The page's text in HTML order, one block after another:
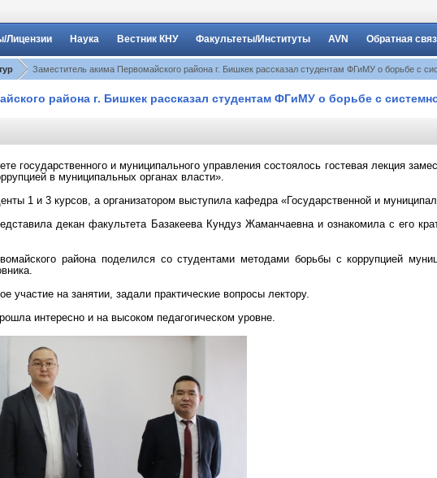
Лицензии Наука Вестник КНУ Факультеты/Институты AVN Обратная
Заместитель акима Первомайского района г. Бишкек рассказал студентам ФГиМУ о борьбе с
района г. Бишкек рассказал студентам ФГиМУ о борьбе с
государственного и муниципального управления состоялось гостевая лекция
в муниципальных органах власти».
1 и 3 курсов, а организатором выступила кафедра «Государственной и
декан факультета Базакеева Кундуз Жаманчаевна и ознакомила с его
района поделился со студентами методами борьбы с коррупцией
участие на занятии, задали практические вопросы лектору.
интересно и на высоком педагогическом уровне.